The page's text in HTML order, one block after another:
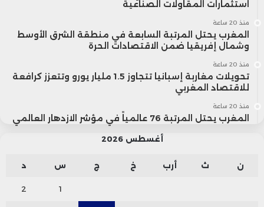
استثمارات المقاولات الصناعية
منذ 20 ساعة
المغرب يحتل المرتبة السابعة في منطقة الشرق الأوسط
وشمال إفريقيا ضمن الاقتصادات الحرة
منذ 20 ساعة
تحويلات مغاربة إسبانيا تتجاوز 1.5 مليار يورو وتتعزز كرافعة
للاقتصاد المغربي
منذ 20 ساعة
المغرب يحتل المرتبة 76 عالمياً في مؤشر الازدهار العالمي
أغسطس 2026
ن ث أرب خ ج س د
1
2